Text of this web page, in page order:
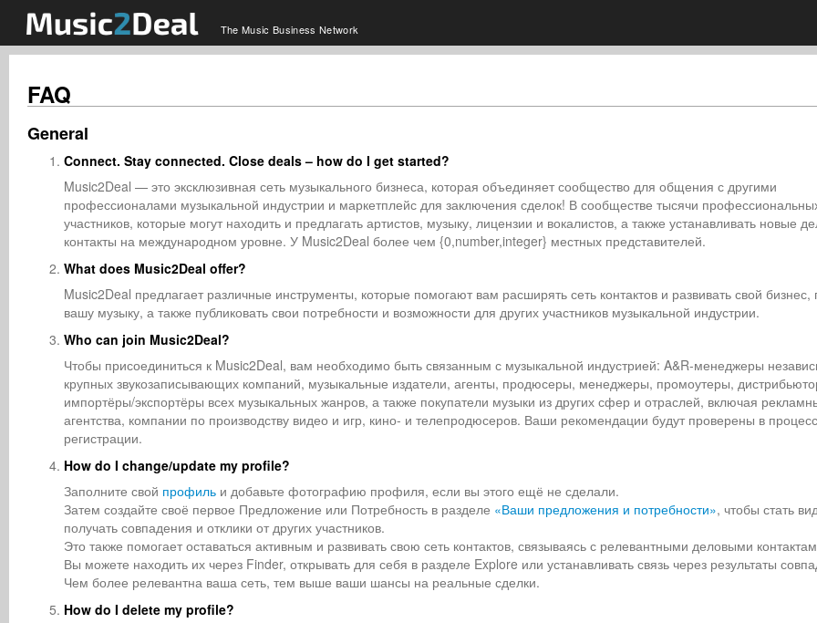
The Music Business Network
FAQ
General
Connect. Stay connected. Close deals – how do I get started?
Music2Deal — это эксклюзивная сеть музыкального бизнеса, которая объединяет сообщество для общения с другими
профессионалами музыкальной индустрии и маркетплейс для заключения сделок! В сообществе тысячи
участников, которые могут находить и предлагать артистов, музыку, лицензии и вокалистов, а также устанавливать новые
контакты на международном уровне. У Music2Deal более чем {0,number,integer} местных представителей.
What does Music2Deal offer?
Music2Deal предлагает различные инструменты, которые помогают вам расширять сеть контактов и развивать свой бизнес,
вашу музыку, а также публиковать свои потребности и возможности для других участников музыкальной индустрии.
Who can join Music2Deal?
Чтобы присоединиться к Music2Deal, вам необходимо быть связанным с музыкальной индустрией: A&R-менеджеры
крупных звукозаписывающих компаний, музыкальные издатели, агенты, продюсеры, менеджеры, промоутеры,
импортёры/экспортёры всех музыкальных жанров, а также покупатели музыки из других сфер и отраслей, включая
агентства, компании по производству видео и игр, кино- и телепродюсеров. Ваши рекомендации будут проверены в
регистрации.
How do I change/update my profile?
Заполните свой профиль и добавьте фотографию профиля, если вы этого ещё не сделали.
Затем создайте своё первое Предложение или Потребность в разделе «Ваши предложения и потребности», чтобы стать
получать совпадения и отклики от других участников.
Это также помогает оставаться активным и развивать свою сеть контактов, связываясь с релевантными деловыми
Вы можете находить их через Finder, открывать для себя в разделе Explore или устанавливать связь через результаты
Чем более релевантна ваша сеть, тем выше ваши шансы на реальные сделки.
How do I delete my profile?